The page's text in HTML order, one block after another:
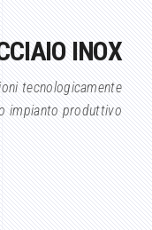
INOX
tecnologicamente
impianto produttivo